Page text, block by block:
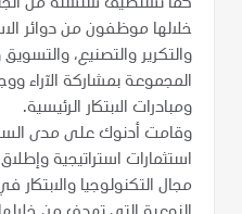
كما تستضيف سلسلة من
خلالها موظفون من دوائر
والتكرير والتصنيع،
المجموعة بمشاركة الآراء
ومبادرات الابتكار الرئيسية.
وقامت أدنوك على مدى
استثمارات استراتيجية
مجال التكنولوجيا والابتكار